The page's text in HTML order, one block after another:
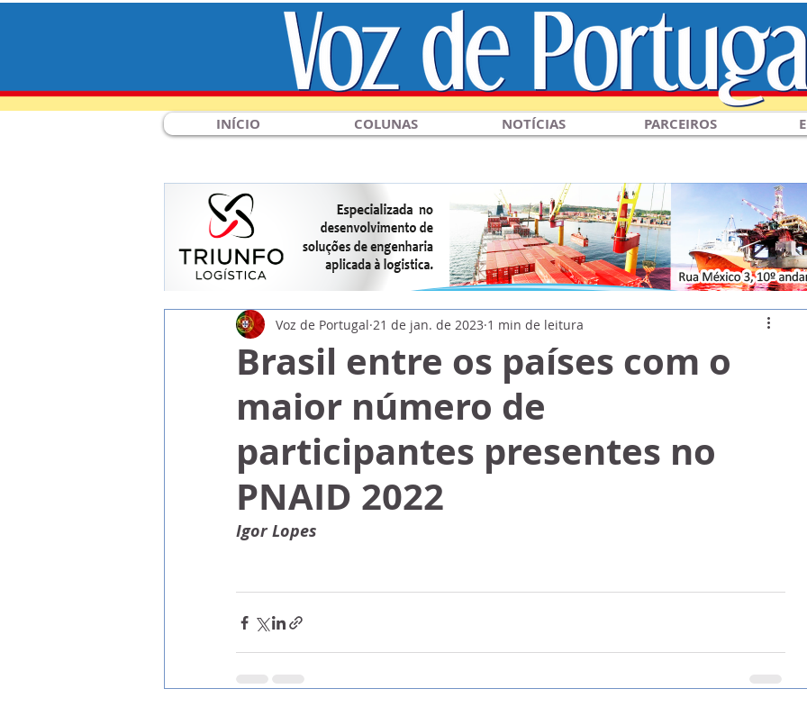
INÍCIO COLUNAS NOTÍCIAS PARCEIROS
Brasil entre os países com o
maior número de
participantes presentes no
PNAID 2022
Voz de Portugal 21 de jan. de 2023 1 min de leitura
Igor Lopes